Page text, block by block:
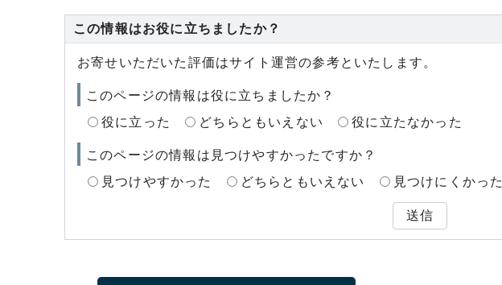
この情報はお役に立ちましたか？
お寄せいただいた評価はサイト運営の参考といたします。
このページの情報は役に立ちましたか？
役に立った
どちらともいえない 役に立たなかった
このページの情報は見つけやすかったですか？
見つけやすかった
どちらともいえない 見つけにくかった
送信